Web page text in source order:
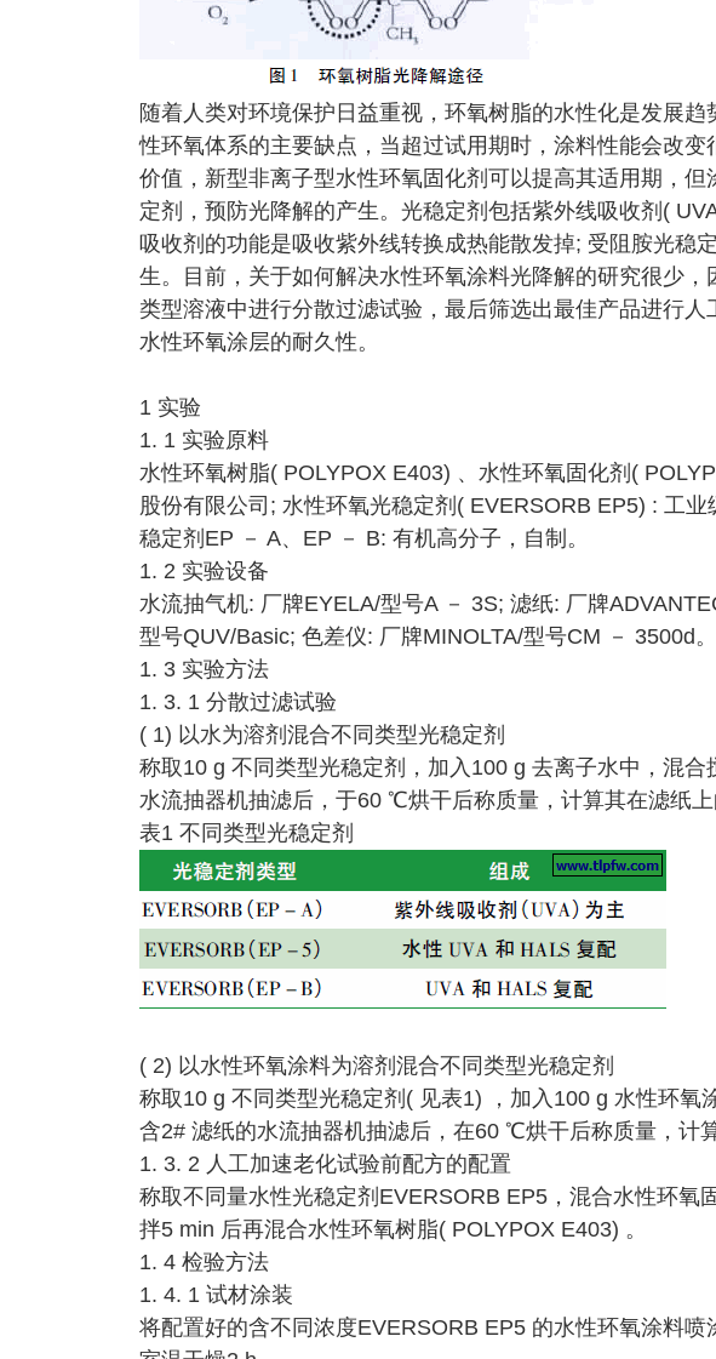
随着人类对环境保护日益重视，环氧树脂的水性化是发展
性环氧体系的主要缺点，当超过试用期时，涂料性能会改
价值，新型非离子型水性环氧固化剂可以提高其适用期，
定剂，预防光降解的产生。光稳定剂包括紫外线吸收剂(
吸收剂的功能是吸收紫外线转换成热能散发掉; 受阻胺光稳
生。目前，关于如何解决水性环氧涂料光降解的研究很少
类型溶液中进行分散过滤试验，最后筛选出最佳产品进行
水性环氧涂层的耐久性。
1 实验
1. 1 实验原料
水性环氧树脂( POLYPOX E403) 、水性环氧固化剂(
股份有限公司; 水性环氧光稳定剂( EVERSORB EP5) : 工
稳定剂EP － A、EP － B: 有机高分子，自制。
1. 2 实验设备
水流抽气机: 厂牌EYELA/型号A － 3S; 滤纸: 厂牌
型号QUV/Basic; 色差仪: 厂牌MINOLTA/型号CM － 3500d。
1. 3 实验方法
1. 3. 1 分散过滤试验
( 1) 以水为溶剂混合不同类型光稳定剂
称取10 g 不同类型光稳定剂，加入100 g 去离子水中，混
水流抽器机抽滤后，于60 ℃烘干后称质量，计算其在滤纸上
表1 不同类型光稳定剂
( 2) 以水性环氧涂料为溶剂混合不同类型光稳定剂
称取10 g 不同类型光稳定剂( 见表1) ，加入100 g 水性环氧
含2# 滤纸的水流抽器机抽滤后，在60 ℃烘干后称质量，计
1. 3. 2 人工加速老化试验前配方的配置
称取不同量水性光稳定剂EVERSORB EP5，混合水性环氧
拌5 min 后再混合水性环氧树脂( POLYPOX E403) 。
1. 4 检验方法
1. 4. 1 试材涂装
将配置好的含不同浓度EVERSORB EP5 的水性环氧涂料喷